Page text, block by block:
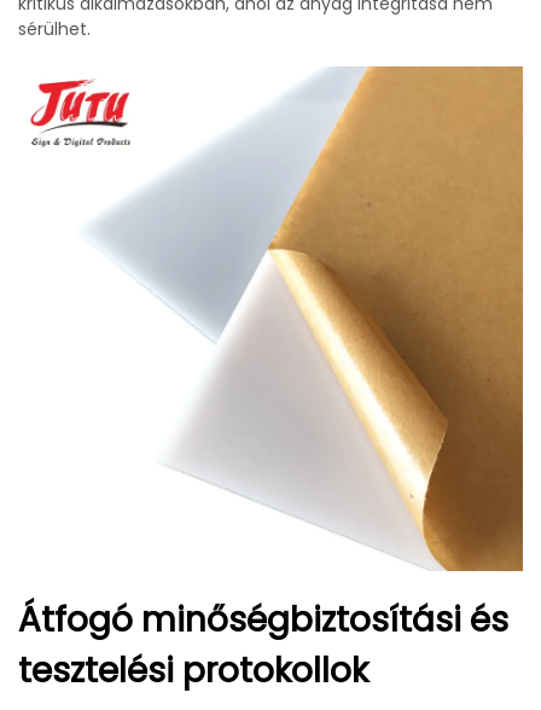
sérülhet.
Átfogó minőségbiztosítási és
tesztelési protokollok